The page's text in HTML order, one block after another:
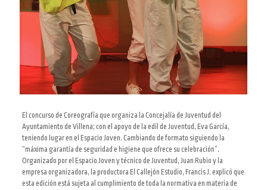
El concurso de Coreografía que organiza la Concejalía de Juventud del
Ayuntamiento de Villena; con el apoyo de la edil de Juventud, Eva García,
teniendo lugar en el Espacio Joven. Cambiando de formato siguiendo la
“máxima garantía de seguridad e higiene que ofrece su celebración”.
Organizado por el Espacio Joven y técnico de Juventud, Juan Rubio y la
empresa organizadora, la productora El Callejón Estudio, Francis J. explicó que
esta edición está sujeta al cumplimiento de toda la normativa en materia de